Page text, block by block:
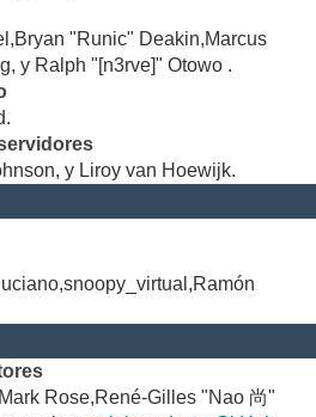
"Runic" Deakin,Marcus
y Ralph "[n3rve]" Otowo .
y Liroy van Hoewijk.
Rose,René-Gilles "Nao 尚"